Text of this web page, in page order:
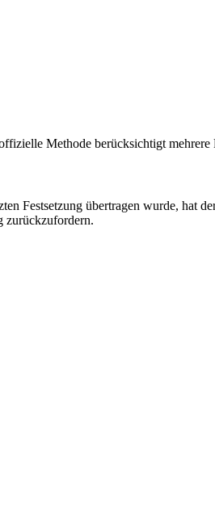
Methode berücksichtigt mehrere
Festsetzung übertragen wurde, hat
zurückzufordern.